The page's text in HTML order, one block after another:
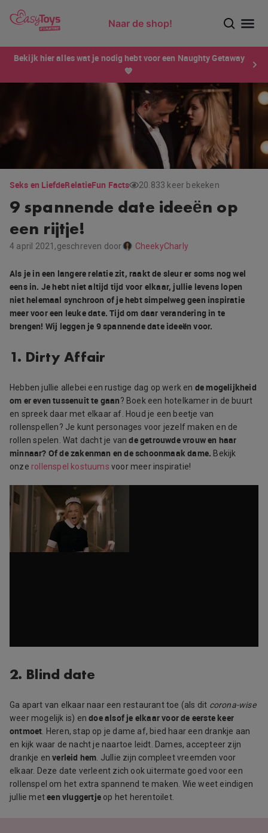
Naar de shop!
Bekijk hier alles wat je nodig hebt voor een Naughty Getaway
💙
Seks en LiefdeRelatieFun Facts 20.833 keer bekeken
9 spannende date ideeën op
een rijtje!
4 april 2021,geschreven door CheekyCharly
Als je in een langere relatie zit, raakt de sleur er soms nog wel
eens in. Je hebt niet altijd tijd voor elkaar, jullie levens lopen
niet helemaal synchroon of je hebt simpelweg geen inspiratie
meer voor een leuke date. Tijd om daar verandering in te
brengen! Wij leggen je 9 spannende date ideeën voor.
1. Dirty Affair
Hebben jullie allebei een rustige dag op werk en de mogelijkheid
om er even tussenuit te gaan? Boek een hotelkamer in de buurt
en spreek daar met elkaar af. Houd je een beetje van
rollenspellen? Je kunt personages voor jezelf maken en de
rollen spelen. Wat dacht je van de getrouwde vrouw en haar
minnaar? Of de zakenman en de schoonmaak dame. Bekijk
onze rollenspel kostuums voor meer inspiratie!
2. Blind date
Ga apart van elkaar naar een restaurant toe (als dit corona-wise
weer mogelijk is) endoe alsof je elkaar voor de eerste keer
ontmoet . Heren, stap op je dame af, bied haar een drankje aan
en kijk waar de nacht je naartoe leidt. Dames, accepteer zijn
drankje enverleid hem . Jullie zijn compleet vreemden voor
elkaar. Deze date verleent zich ook uitermate goed voor een
rollenspel om het extra spannend te maken. Wie weet eindigen
jullie meteen vluggertje op het herentoilet.